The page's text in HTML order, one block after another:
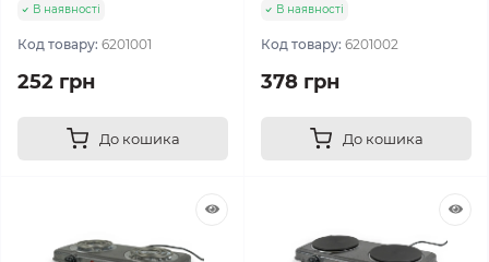
В наявності
Код товару: 6201001
252 грн
До кошика
В наявності
Код товару: 6201002
378 грн
До кошика